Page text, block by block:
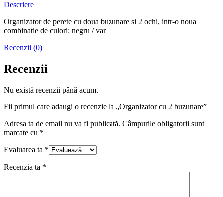
Descriere
Organizator de perete cu doua buzunare si 2 ochi, intr-o noua
combinatie de culori: negru / var
Recenzii (0)
Recenzii
Nu există recenzii până acum.
Fii primul care adaugi o recenzie la „Organizator cu 2 buzunare”
Adresa ta de email nu va fi publicată. Câmpurile obligatorii sunt
marcate cu *
Evaluarea ta *
Recenzia ta *